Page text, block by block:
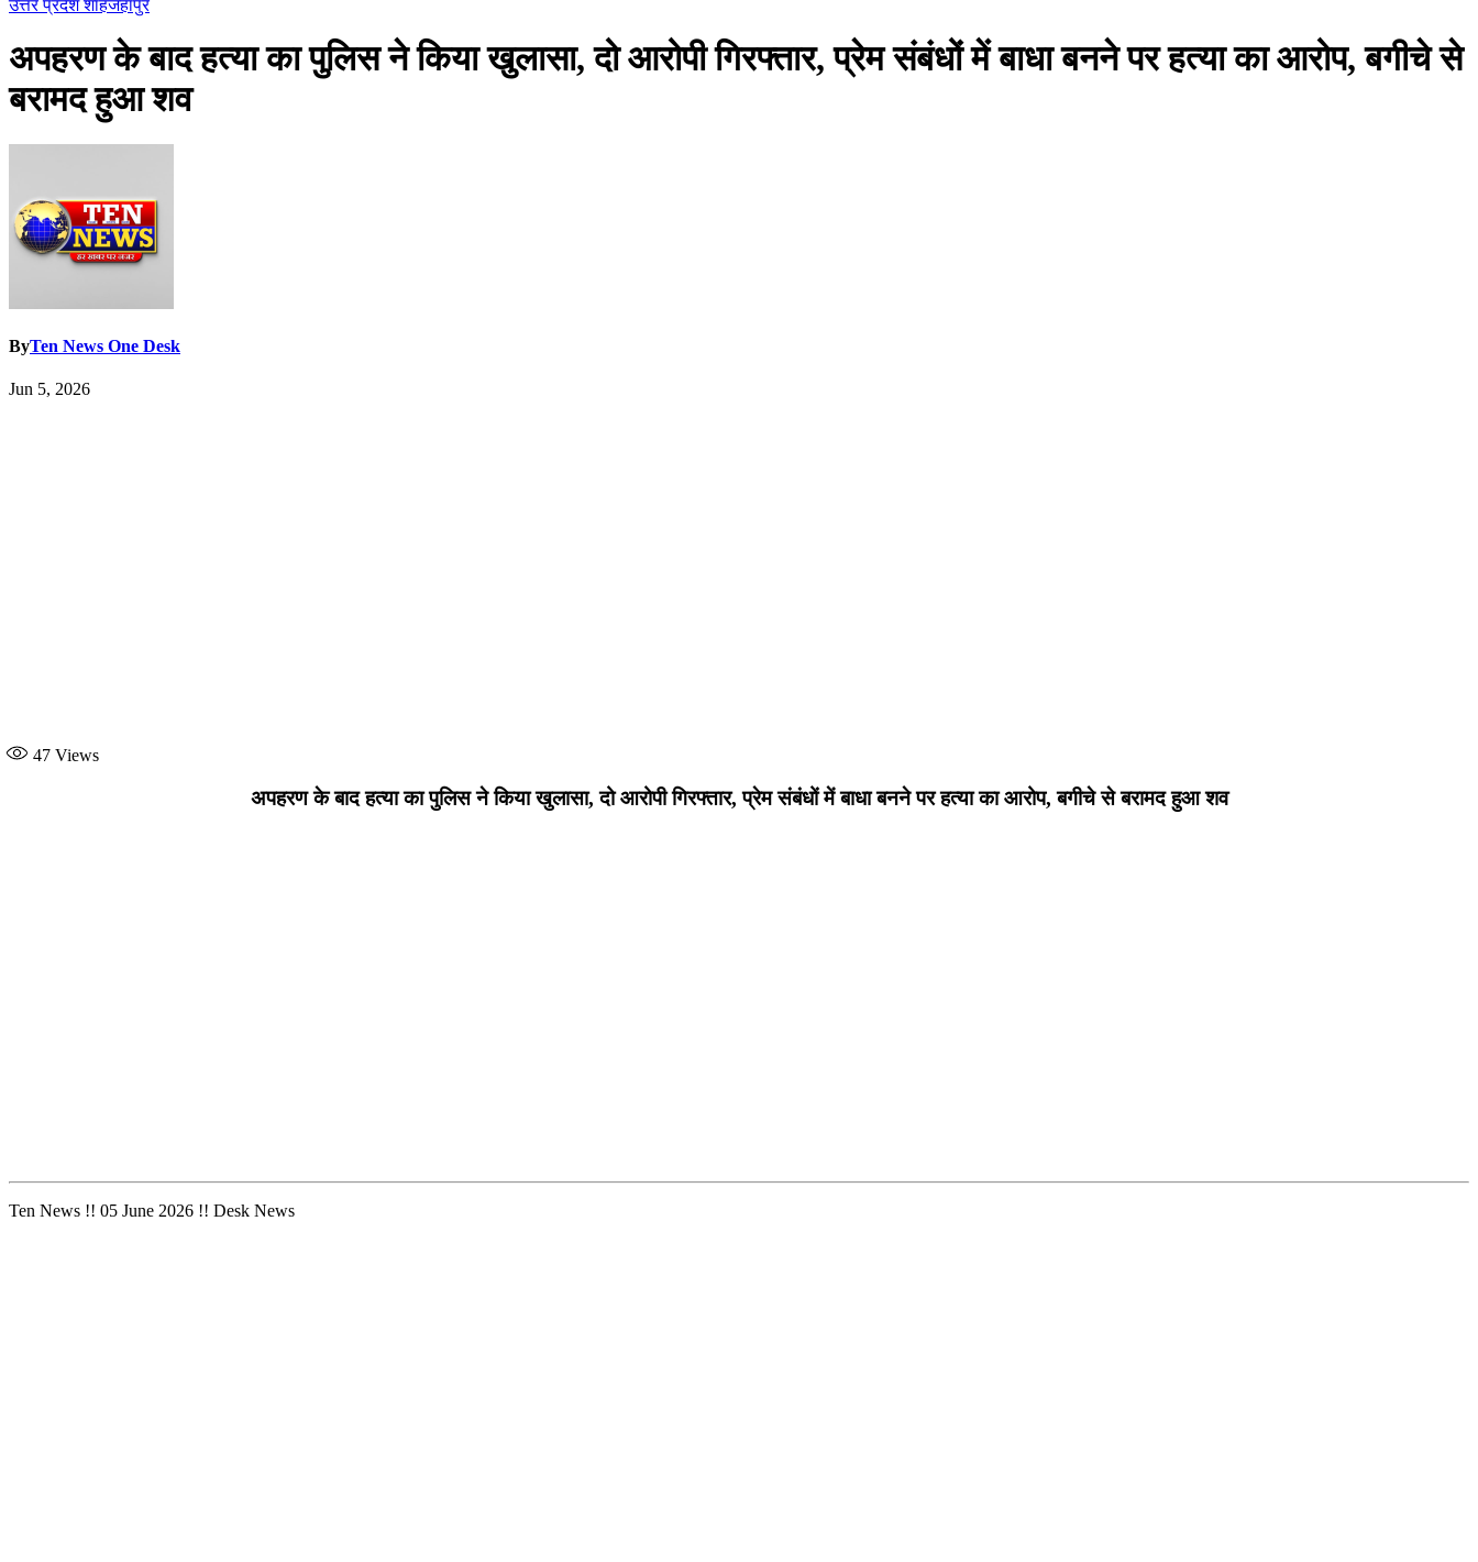
उत्तर प्रदेशशाहजहांपुर
अपहरण के बाद हत्या का पुलिस ने किया खुलासा, दो आरोपी गिरफ्तार, प्रेम संबंधों में बाधा बनने पर हत्या का आरोप, बगीचे से
बरामद हुआ शव
ByTen News One Desk
Jun 5, 2026
47 Views
अपहरण के बाद हत्या का पुलिस ने किया खुलासा, दो आरोपी गिरफ्तार,प्रेम संबंधों में बाधा बनने पर हत्या का आरोप, बगीचे से बरामद हुआ शव
Ten News !! 05 June 2026 !! Desk News